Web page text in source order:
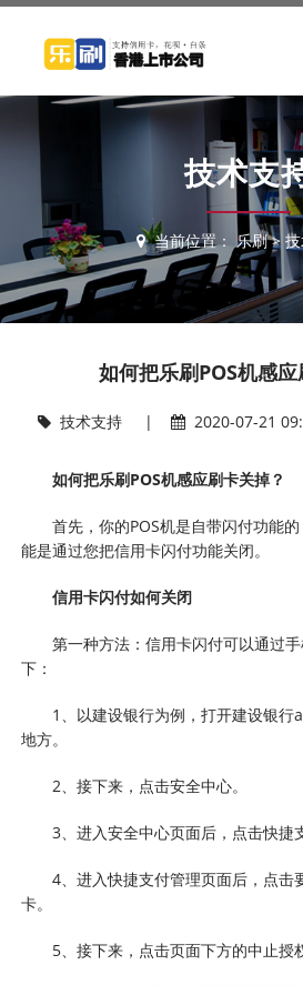
技术支
当前位置： 乐刷>
如何把乐刷POS机感应
技术支持| 2020-07-21
如何把乐刷POS机感应刷卡关掉？
首先，你的POS机是自带闪付功能
能是通过您把信用卡闪付功能关闭。
信用卡闪付如何关闭
第一种方法：信用卡闪付可以通过
下：
1、以建设银行为例，打开建设银行
地方。
2、接下来，点击安全中心。
3、进入安全中心页面后，点击快捷
4、进入快捷支付管理页面后，点击
卡。
5、接下来，点击页面下方的中止授